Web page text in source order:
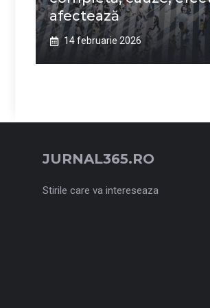
afectează
14 februarie 2026
JURNAL365.RO
Stirile care va intereseaza